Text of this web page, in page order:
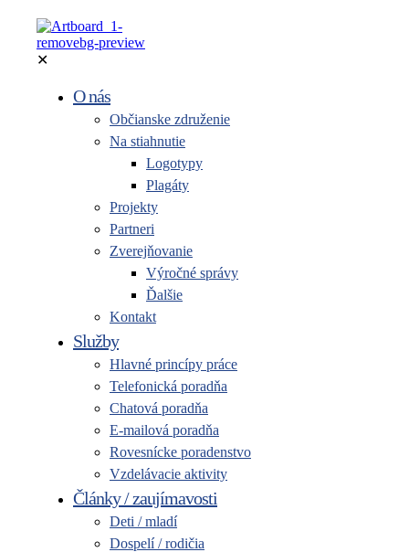
✕
O nás
Občianske združenie
Na stiahnutie
Logotypy
Plagáty
Projekty
Partneri
Zverejňovanie
Výročné správy
Ďalšie
Kontakt
Služby
Hlavné princípy práce
Telefonická poradňa
Chatová poradňa
E-mailová poradňa
Rovesnícke poradenstvo
Vzdelávacie aktivity
Články / zaujímavosti
Deti / mladí
Dospelí / rodičia